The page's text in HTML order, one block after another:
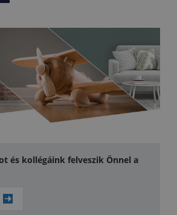
és kollégáink felveszik Önnel a